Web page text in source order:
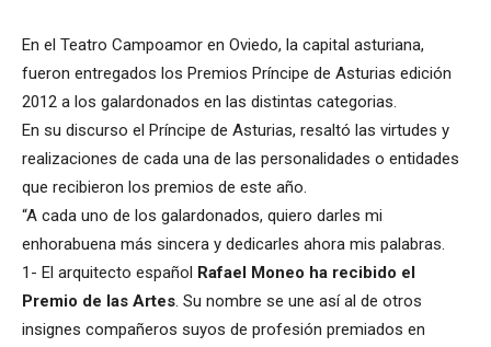
En el Teatro Campoamor en Oviedo, la capital asturiana,
fueron entregados los Premios Príncipe de Asturias edición
2012 a los galardonados en las distintas categorias.
En su discurso el Príncipe de Asturias, resaltó las virtudes y
realizaciones de cada una de las personalidades o entidades
que recibieron los premios de este año.
“A cada uno de los galardonados, quiero darles mi
enhorabuena más sincera y dedicarles ahora mis palabras.
1- El arquitecto español Rafael Moneo ha recibido el
Premio de las Artes. Su nombre se une así al de otros
insignes compañeros suyos de profesión premiados en